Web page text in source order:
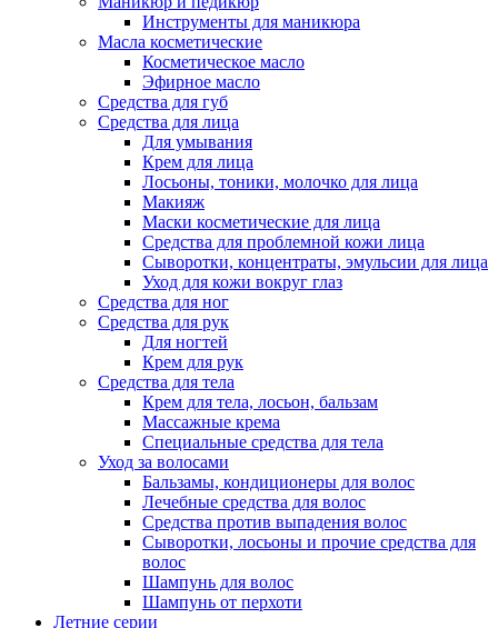
Инструменты для маникюра
Масла косметические
Косметическое масло
Эфирное масло
Средства для губ
Средства для лица
Для умывания
Крем для лица
Лосьоны, тоники, молочко для лица
Макияж
Маски косметические для лица
Средства для проблемной кожи лица
Сыворотки, концентраты, эмульсии для лица
Уход для кожи вокруг глаз
Средства для ног
Средства для рук
Для ногтей
Крем для рук
Средства для тела
Крем для тела, лосьон, бальзам
Массажные крема
Специальные средства для тела
Уход за волосами
Бальзамы, кондиционеры для волос
Лечебные средства для волос
Средства против выпадения волос
Сыворотки, лосьоны и прочие средства для
волос
Шампунь для волос
Шампунь от перхоти
Летние серии